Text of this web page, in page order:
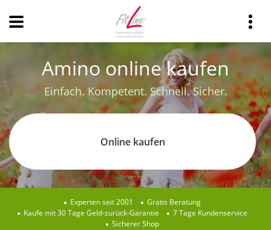
Amino online kaufen
Einfach. Kompetent. Schnell. Sicher.
Online kaufen
Experten seit 2001
Gratis Beratung
Kaufe mit 30 Tage Geld-zurück-Garantie
7 Tage Kundenservice
Sicherer Shop